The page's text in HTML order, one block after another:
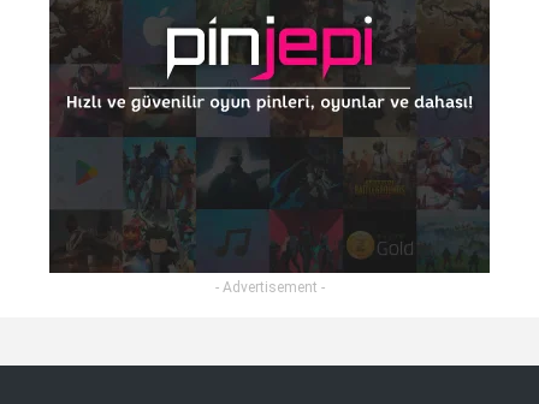
- Advertisement -